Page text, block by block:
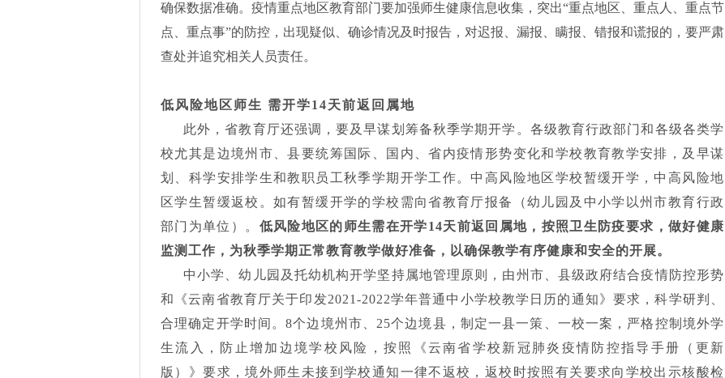
确保数据准确。疫情重点地区教育部门要加强师生健康信息收集，突出“重点地区、重点人、重点节
点、重点事”的防控，出现疑似、确诊情况及时报告，对迟报、漏报、瞒报、错报和谎报的，要严肃
查处并追究相关人员责任。
低风险地区师生 需开学14天前返回属地
此外，省教育厅还强调，要及早谋划筹备秋季学期开学。各级教育行政部门和各级各类学
校尤其是边境州市、县要统筹国际、国内、省内疫情形势变化和学校教育教学安排，及早谋
划、科学安排学生和教职员工秋季学期开学工作。中高风险地区学校暂缓开学，中高风险地
区学生暂缓返校。如有暂缓开学的学校需向省教育厅报备（幼儿园及中小学以州市教育行政
部门为单位）。 低风险地区的师生需在开学14天前返回属地，按照卫生防疫要求，做好健康
监测工作，为秋季学期正常教育教学做好准备，以确保教学有序健康和安全的开展。
中小学、幼儿园及托幼机构开学坚持属地管理原则，由州市、县级政府结合疫情防控形势
和《云南省教育厅关于印发2021-2022学年普通中小学校教学日历的通知》要求，科学研判、
合理确定开学时间。8个边境州市、25个边境县，制定一县一策、一校一案，严格控制境外学
生流入，防止增加边境学校风险，按照《云南省学校新冠肺炎疫情防控指导手册（更新
版）》要求，境外师生未接到学校通知一律不返校，返校时按照有关要求向学校出示核酸检